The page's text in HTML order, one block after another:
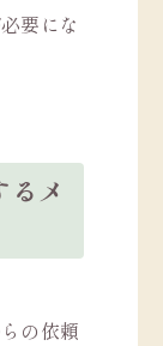
要にな
メ
の依頼